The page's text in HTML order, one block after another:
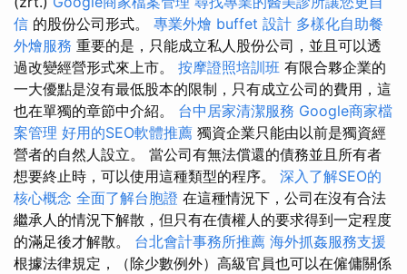
信 的股份公司形式。 專業外燴 buffet 設計 多樣化自助餐
外燴服務 重要的是，只能成立私人股份公司，並且可以透
過改變經營形式來上市。 按摩證照培訓班 有限合夥企業的
一大優點是沒有最低股本的限制，只有成立公司的費用，這
也在單獨的章節中介紹。 台中居家清潔服務 Google商家檔
案管理 好用的SEO軟體推薦 獨資企業只能由以前是獨資經
營者的自然人設立。 當公司有無法償還的債務並且所有者
想要終止時，可以使用這種類型的程序。 深入了解SEO的
核心概念 全面了解台胞證 在這種情況下，公司在沒有合法
繼承人的情況下解散，但只有在債權人的要求得到一定程度
的滿足後才解散。 台北會計事務所推薦 海外抓姦服務支援
根據法律規定，（除少數例外）高級官員也可以在僱傭關係